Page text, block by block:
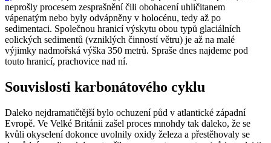
neprošly procesem zesprašnění čili obohacení uhličitanem
vápenatým nebo byly odvápněny v holocénu, tedy až po
sedimentaci. Společnou hranicí výskytu obou typů glaciálních
eolických sedimentů (vzniklých činností větru) je až na malé
výjimky nadmořská výška 350 metrů. Spraše dnes najdeme pod
touto hranicí, prachovice nad ní.
Souvislosti karbonátového cyklu
Daleko nejdramatičtější bylo ochuzení půd v atlantické západní
Evropě. Ve Velké Británii zašel proces mnohdy tak daleko, že se
kvůli okyselení dokonce uvolnily oxidy železa a přestěhovaly se